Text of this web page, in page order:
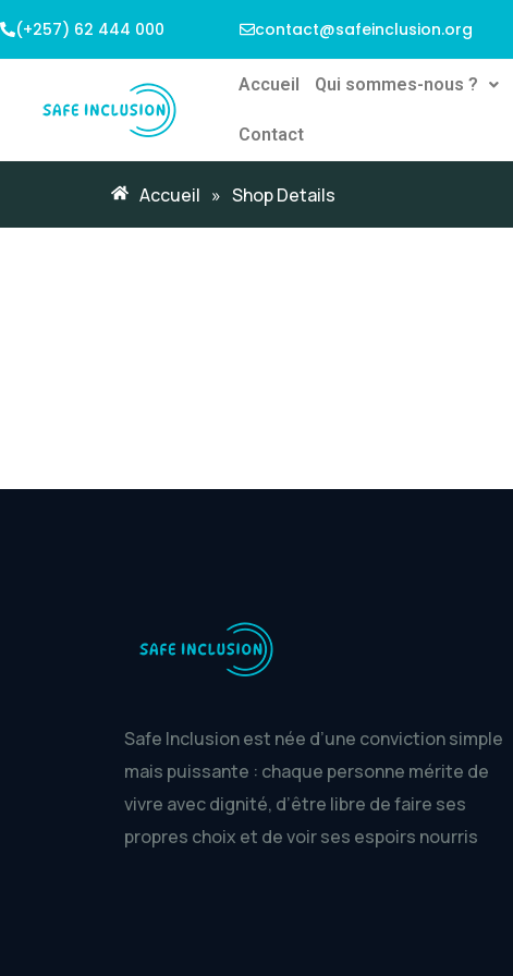
(+257) 62 444 000 contact@safeinclusion.org
Accueil Qui sommes-nous ?
Contact
Accueil » Shop Details
Safe Inclusion est née d’une conviction simple
mais puissante : chaque personne mérite de
vivre avec dignité, d’être libre de faire ses
propres choix et de voir ses espoirs nourris